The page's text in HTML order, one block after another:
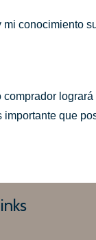
conocimiento
que